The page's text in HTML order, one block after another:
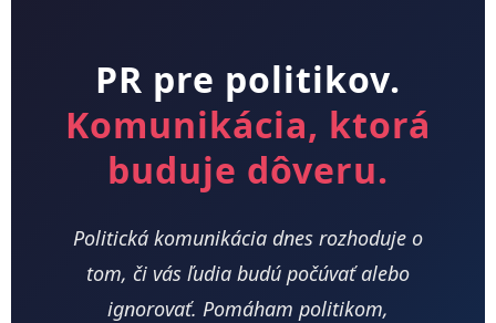
PR pre politikov.
Komunikácia, ktorá
buduje dôveru.
Politická komunikácia dnes rozhoduje o
tom, či vás ľudia budú počúvať alebo
ignorovať. Pomáham politikom,